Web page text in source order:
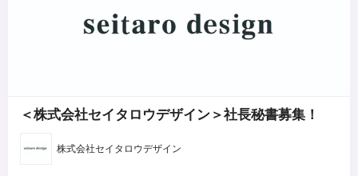
・Blender/HoudiniなどDCCツールの使用経験
・プロジェクターやカメラ、音響照明等機材の知識及び運用経験
＜株式会社セイタロウデザイン＞社長秘書募集！
株式会社セイタロウデザイン